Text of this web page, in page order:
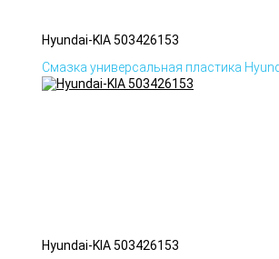
Hyundai-KIA 503426153
Смазка универсальная пластика
Hyundai-KIA 503426153